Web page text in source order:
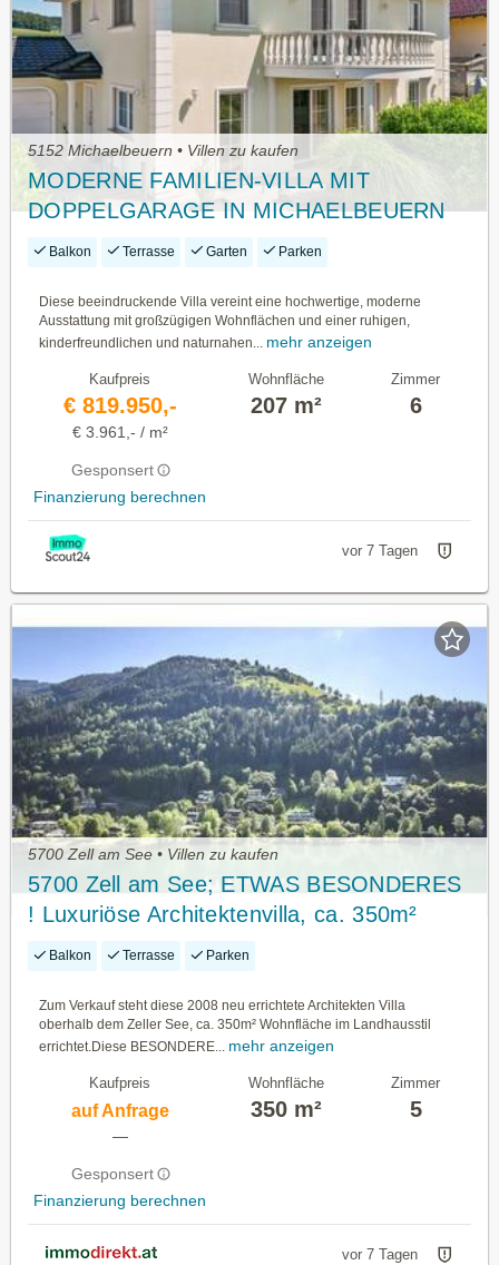
5152 Michaelbeuern • Villen zu kaufen
MODERNE FAMILIEN-VILLA MIT
DOPPELGARAGE IN MICHAELBEUERN
Balkon Terrasse Garten Parken
Diese beeindruckende Villa vereint eine hochwertige, moderne
Ausstattung mit großzügigen Wohnflächen und einer ruhigen,
kinderfreundlichen und naturnahen...
mehr anzeigen
Kaufpreis
€ 819.950,-
€ 3.961,- / m²
Gesponsert
Finanzierung berechnen
Wohnfläche
207 m²
Zimmer
6
vor 7 Tagen
5700 Zell am See • Villen zu kaufen
5700 Zell am See; ETWAS BESONDERES
! Luxuriöse Architektenvilla, ca. 350m²
Wohnfläche, Terrasse, Lift im Haus,
Balkon Terrasse Parken
Zum Verkauf steht diese 2008 neu errichtete Architekten Villa
oberhalb dem Zeller See, ca. 350m² Wohnfläche im Landhausstil
errichtet.Diese BESONDERE... mehr anzeigen
Kaufpreis
auf Anfrage
—
Gesponsert
Finanzierung berechnen
Wohnfläche
350 m²
Zimmer
5
vor 7 Tagen